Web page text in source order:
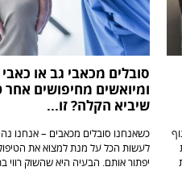
סובלים מכאבי גב או כאבי
ומיואשים מחיפושים אחר
שיביא הקלה? זו...
כשאנחנו סובלים מכאבים – אנחנו
לעשות הכל על מנת למצוא את
יפתור אותם. הבעיה היא שהשוק רווי